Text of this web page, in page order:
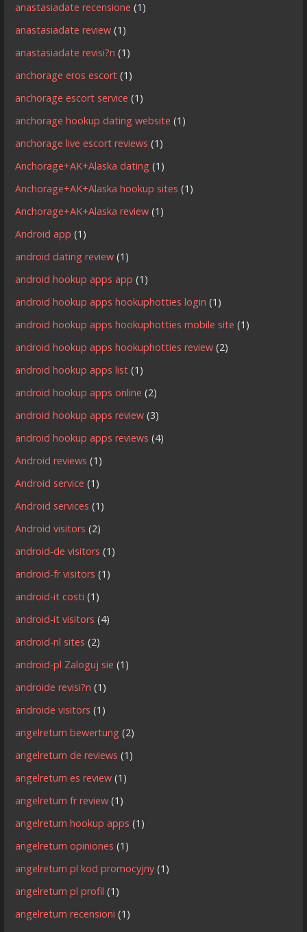
anastasiadate recensione (1)
anastasiadate review (1)
anastasiadate revisi?n (1)
anchorage eros escort (1)
anchorage escort service (1)
anchorage hookup dating website (1)
anchorage live escort reviews (1)
Anchorage+AK+Alaska dating (1)
Anchorage+AK+Alaska hookup sites (1)
Anchorage+AK+Alaska review (1)
Android app (1)
android dating review (1)
android hookup apps app (1)
android hookup apps hookuphotties login (1)
android hookup apps hookuphotties mobile site (1)
android hookup apps hookuphotties review (2)
android hookup apps list (1)
android hookup apps online (2)
android hookup apps review (3)
android hookup apps reviews (4)
Android reviews (1)
Android service (1)
Android services (1)
Android visitors (2)
android-de visitors (1)
android-fr visitors (1)
android-it costi (1)
android-it visitors (4)
android-nl sites (2)
android-pl Zaloguj sie (1)
androide revisi?n (1)
androide visitors (1)
angelreturn bewertung (2)
angelreturn de reviews (1)
angelreturn es review (1)
angelreturn fr review (1)
angelreturn hookup apps (1)
angelreturn opiniones (1)
angelreturn pl kod promocyjny (1)
angelreturn pl profil (1)
angelreturn recensioni (1)